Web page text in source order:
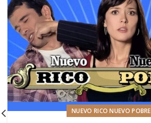
NUEVO RICO NUEVO POBRE